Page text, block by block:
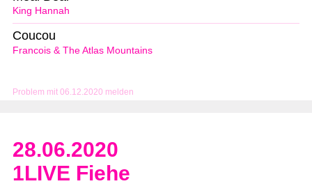
Problem mit 06.12.2020 melden
King Hannah
Francois & The Atlas Mountains
Coucou
28.06.2020
1LIVE Fiehe